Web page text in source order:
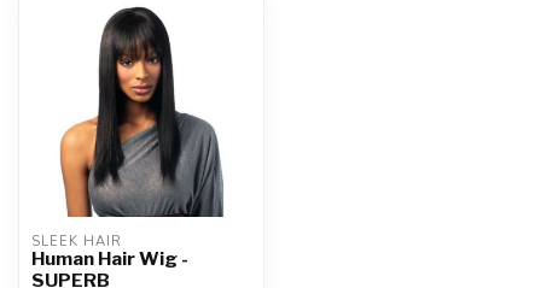
SLEEK HAIR
Human Hair Wig -
SUPERB